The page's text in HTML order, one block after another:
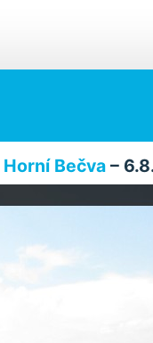
Horní Bečva–